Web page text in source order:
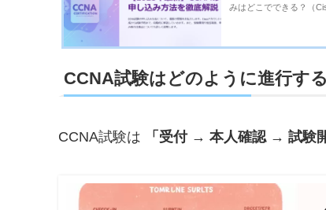
みはどこでできる？（
CCNA試験はどのように進行す
CCNA試験は 「受付 → 本人確認 → 試験